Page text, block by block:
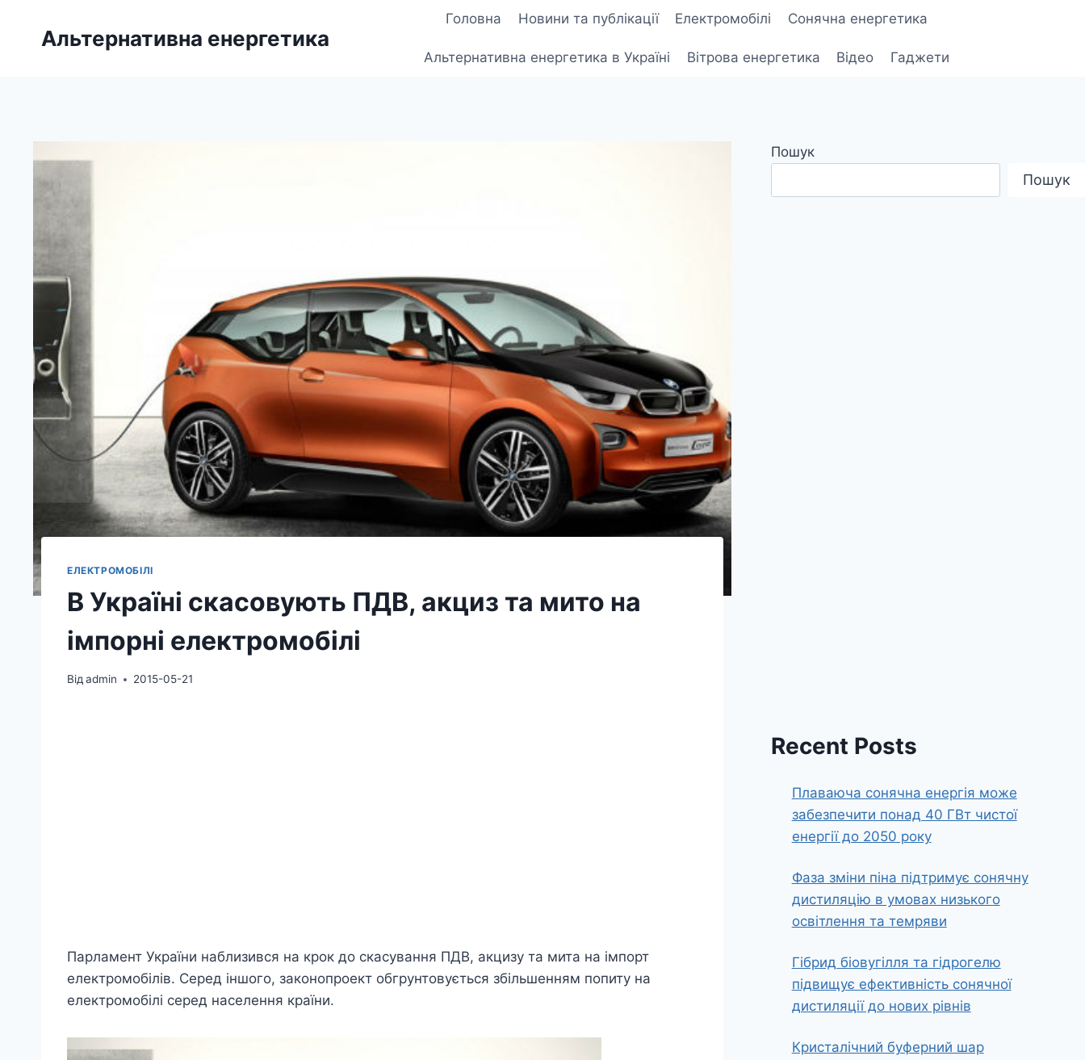
Альтернативна енергетика
Головна Новини та публікації Електромобілі Сонячна енергетика
Альтернативна енергетика в Україні Вітрова енергетика Відео Гаджети
ЕЛЕКТРОМОБІЛІ
В Україні скасовують ПДВ, акциз та мито на
імпорні електромобілі
Відadmin 2015-05-21
Парламент України наблизився на крок до скасування ПДВ, акцизу та мита на імпорт
електромобілів. Серед іншого, законопроект обгрунтовується збільшенням попиту на
електромобілі серед населення країни.
Пошук
Пошук
Recent Posts
Плаваюча сонячна енергія може
забезпечити понад 40 ГВт чистої
енергії до 2050 року
Фаза зміни піна підтримує сонячну
дистиляцію в умовах низького
освітлення та темряви
Гібрид біовугілля та гідрогелю
підвищує ефективність сонячної
дистиляції до нових рівнів
Кристалічний буферний шар